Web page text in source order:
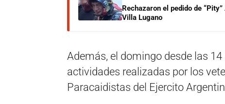
Rechazaron el pedido de
Villa Lugano
Además, el domingo desde las
actividades realizadas por los
Paracaidistas del Ejercito